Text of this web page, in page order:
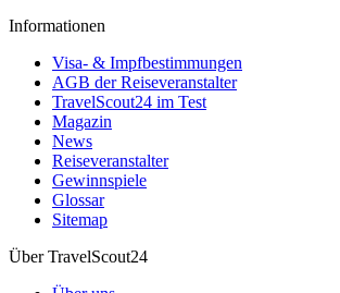
Informationen
Visa- & Impfbestimmungen
AGB der Reiseveranstalter
TravelScout24 im Test
Magazin
News
Reiseveranstalter
Gewinnspiele
Glossar
Sitemap
Über TravelScout24